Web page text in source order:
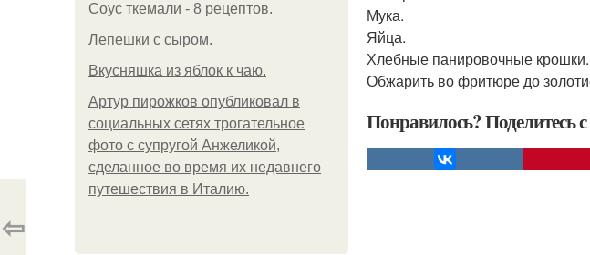
Соус ткемали - 8 рецептов.
Лепешки с сыром.
Вкусняшка из яблок к чаю.
Артур пирожков опубликовал в
социальных сетях трогательное
фото с супругой Анжеликой,
сделанное во время их недавнего
путешествия в Италию.
Мука.
Яйца.
Хлебные панировочные крошки.
Обжарить во фритюре до
Понравилось? Поделитесь
⇦